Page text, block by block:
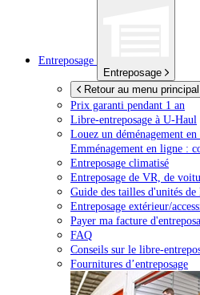
Entreposage
Entreposage
Retour au menu principal
Prix garanti pendant 1 an
Libre-entreposage à U-Haul
Louez un déménagement
Emménagement en ligne :
Entreposage climatisé
Entreposage de VR, de
Guide des tailles d'unités de
Entreposage extérieur/
Payer ma facture
FAQ
Conseils sur le libre-
Fournitures d’entreposage